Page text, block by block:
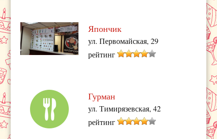
Япончик
ул. Первомайская, 29
рейтинг
Гурман
ул. Тимирязевская, 42
рейтинг